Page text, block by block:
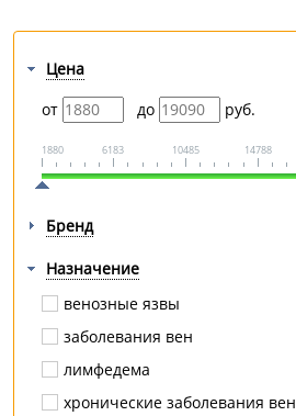
Цена
от
до руб.
1880 6183 10485 14788
Бренд
Назначение
венозные язвы
заболевания вен
лимфедема
хронические заболевания вен